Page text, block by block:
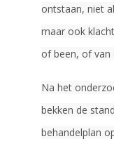
ontstaan, niet
maar ook
of been, of van
Na het
bekken de
behandelplan